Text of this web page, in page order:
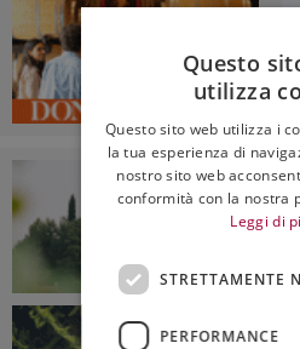
Questo
utilizza
Questo sito web utilizza i
la tua esperienza di
nostro sito web
conformità con la nostra
Leggi di
STRETTAMENTE
PERFORMANCE